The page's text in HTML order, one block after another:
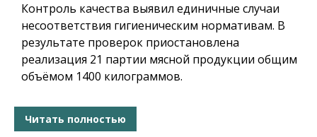
Контроль качества выявил единичные случаи
несоответствия гигиеническим нормативам. В
результате проверок приостановлена
реализация 21 партии мясной продукции общим
объёмом 1400 килограммов.
Читать полностью